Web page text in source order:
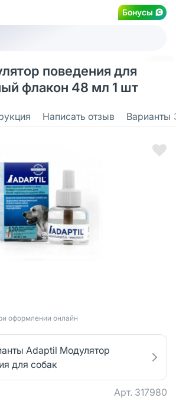
Бонусы
поведения для
флакон 48 мл 1 шт
Написать отзыв Варианты
оформлении онлайн
Adaptil Модулятор
для собак
Арт. 317980